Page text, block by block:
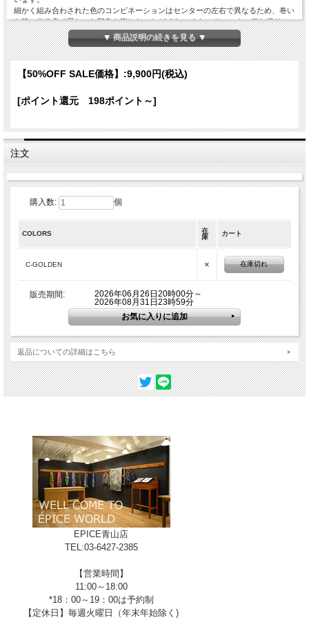
細かく組み合わされた色のコンビネーションはセンターの左右で異なるため、巻い
た時に出る色で異なった印象を楽しむことができ、 また、フォークロアな織りの
セルビッチ（端、ミミの部分）のアクセントカラーは暖かい雰囲気を醸し出してい
ます。
コットンのナチュラル感に、麻のボリューム感と上質感が適度にプラスされ、大人
ットンはさらっとしていて、通気性にも優れているので、真夏の冷房、日よけ対策
アイテム詳細
カラー C-GOLDEN D-AQUA （完売） F-LILAC（完売）
製造国
サイズ 70cm×180cm
カラーバリエーション
C-GOLDEN
▼ 商品説明の続きを見る ▼
【50%OFF SALE価格】:9,900円(税込)
[ポイント還元 198ポイント～]
注文
購入数: 個
COLORS
在
庫
カート
C-GOLDEN × 在庫切れ
販売期間:
2026年06月26日20時00分～
2026年08月31日23時59分
返品についての詳細はこちら
EPICE青山店
TEL:03-6427-2385
【営業時間】
11:00～18:00
*18：00～19：00は予約制
【定休日】毎週火曜日（年末年始除く)